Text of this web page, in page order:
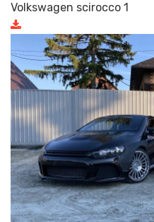
Volkswagen scirocco 1